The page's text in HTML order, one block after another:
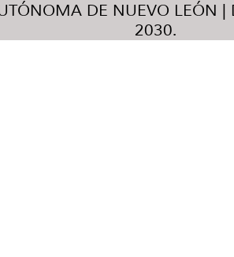
DE NUEVO LEÓN
2030.